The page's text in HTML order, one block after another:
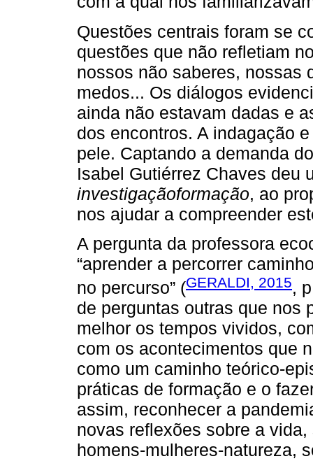
Questões centrais foram se
questões que não refletiam
nossos não saberes, nossas
medos... Os diálogos
ainda não estavam dadas e
dos encontros. A indagação
pele. Captando a demanda
Isabel Gutiérrez Chaves deu
investigaçãoformação, ao
nos ajudar a compreender
A pergunta da professora
“aprender a percorrer
no percurso” (GERALDI, 2015,
de perguntas outras que nos
melhor os tempos vividos,
com os acontecimentos que
como um caminho teórico-
práticas de formação e o
assim, reconhecer a
novas reflexões sobre a
homens-mulheres-natureza,